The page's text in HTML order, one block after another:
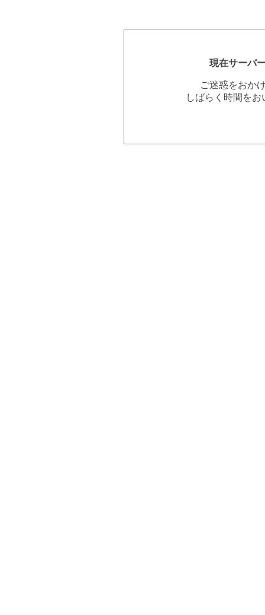
現在サーバ
ご迷惑をおか
しばらく時間を